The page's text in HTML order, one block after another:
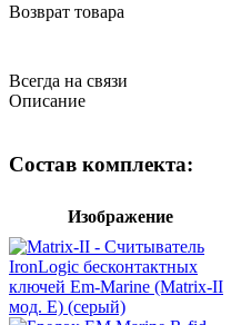
Возврат товара
Всегда на связи
Описание
Состав комплекта:
Изображение